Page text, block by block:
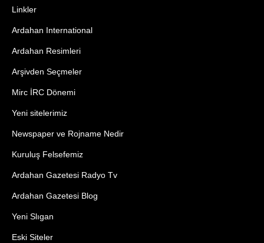
Linkler
Ardahan International
Ardahan Resimleri
Arşivden Seçmeler
Mirc İRC Dönemi
Yeni sitelerimiz
Newspaper ve Rojname Nedir
Kuruluş Felsefemiz
Ardahan Gazetesi Radyo Tv
Ardahan Gazetesi Blog
Yeni Slıgan
Eski Siteler